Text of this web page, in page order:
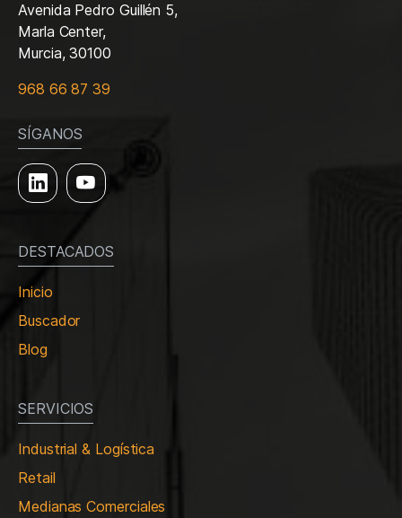
Avenida Pedro Guillén 5,
Marla Center,
Murcia, 30100
968 66 87 39
SÍGANOS
DESTACADOS
Inicio
Buscador
Blog
SERVICIOS
Industrial & Logística
Retail
Medianas Comerciales